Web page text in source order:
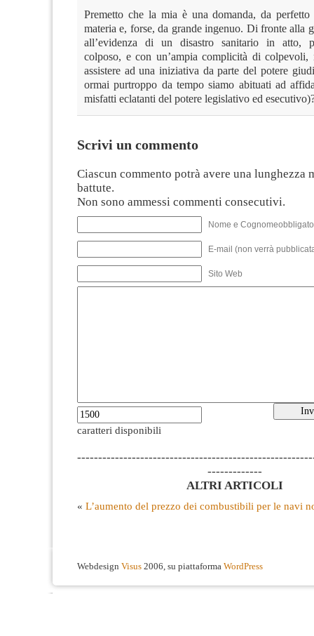
Premetto che la mia è una domanda, da perfetto
materia e, forse, da grande ingenuo. Di fronte alla
all’evidenza di un disastro sanitario in atto,
colposo, e con un’ampia complicità di colpevoli,
assistere ad una iniziativa da parte del potere
ormai purtroppo da tempo siamo abituati ad
misfatti eclatanti del potere legislativo ed
Scrivi un commento
Ciascun commento potrà avere una lunghezza
battute.
Non sono ammessi commenti consecutivi.
Nome e
E-mail (non verrà
Sito Web
caratteri disponibili
-------------
ALTRI ARTICOLI
« L’aumento del prezzo dei combustibili per le navi
Webdesign Visus 2006, su piattaforma WordPress